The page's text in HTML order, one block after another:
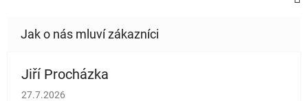
Jiří Procházka
Hodnocení obchodu je 5 z 5 hvězdiček.
27.7.2026